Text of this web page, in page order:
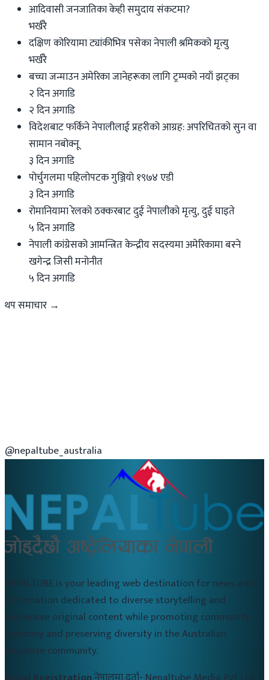
आदिवासी जनजातिका केही समुदाय संकटमा?
भर्खरै
दक्षिण कोरियामा ट्यांकीभित्र पसेका नेपाली श्रमिकको मृत्यु
भर्खरै
बच्चा जन्माउन अमेरिका जानेहरूका लागि ट्रम्पको नयाँ झट्का
२ दिन अगाडि
२ दिन अगाडि
विदेशबाट फर्किने नेपालीलाई प्रहरीको आग्रह: अपरिचितको सुन वा
सामान नबोक्नू
३ दिन अगाडि
पोर्चुगलमा पहिलोपटक गुञ्जियो १९७४ एडी
३ दिन अगाडि
रोमानियामा रेलको ठक्करबाट दुई नेपालीको मृत्यु, दुई घाइते
५ दिन अगाडि
नेपाली कांग्रेसको आमन्त्रित केन्द्रीय सदस्यमा अमेरिकामा बस्ने
खगेन्द्र जिसी मनोनीत
५ दिन अगाडि
थप समाचार →
@nepaltube_australia
NEPALTUBE is your leading web destination for news and
information dedicated to diverse storytelling and
immersive original content while promoting community
harmony and preserving diversity in the Australian
Nepalese community.